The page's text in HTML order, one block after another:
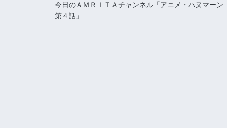
今日のＡＭＲＩＴＡチャンネル「アニメ・ハヌマーン
第４話」